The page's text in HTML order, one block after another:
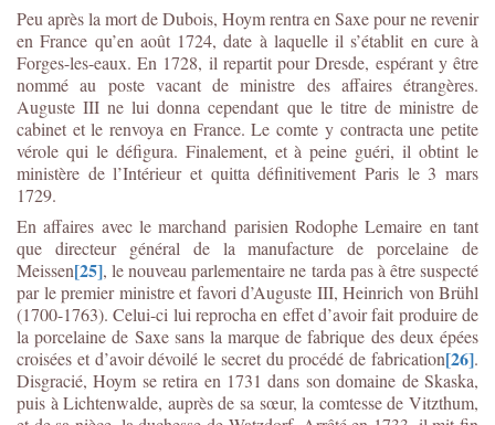
Peu après la mort de Dubois, Hoym rentra en Saxe pour ne revenir
en France qu’en août 1724, date à laquelle il s’établit en cure à
Forges-les-eaux. En 1728, il repartit pour Dresde, espérant y être
nommé au poste vacant de ministre des affaires étrangères.
Auguste III ne lui donna cependant que le titre de ministre de
cabinet et le renvoya en France. Le comte y contracta une petite
vérole qui le défigura. Finalement, et à peine guéri, il obtint le
ministère de l’Intérieur et quitta définitivement Paris le 3 mars
1729.
En affaires avec le marchand parisien Rodophe Lemaire en tant
que directeur général de la manufacture de porcelaine de
Meissen[25], le nouveau parlementaire ne tarda pas à être suspecté
par le premier ministre et favori d’Auguste III, Heinrich von Brühl
(1700-1763). Celui-ci lui reprocha en effet d’avoir fait produire de
la porcelaine de Saxe sans la marque de fabrique des deux épées
croisées et d’avoir dévoilé le secret du procédé de fabrication[26].
Disgracié, Hoym se retira en 1731 dans son domaine de Skaska,
puis à Lichtenwalde, auprès de sa sœur, la comtesse de Vitzthum,